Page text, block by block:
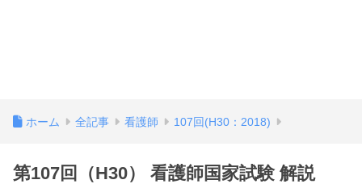
ホーム 全記事 看護師 107回(H30：2018)
第107回（H30） 看護師国家試験 解説